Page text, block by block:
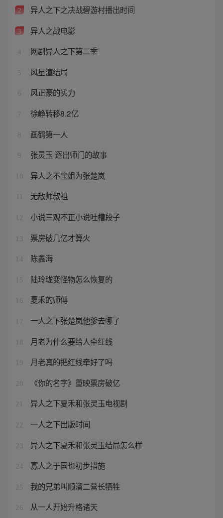
2 异人之下之决战碧游村播出时间
3 异人之战电影
4 网剧异人之下第二季
5 风星潼结局
6 风正豪的实力
7 徐峥转移8.2亿
8 画鹤第一人
9 张灵玉 逐出师门的故事
10 异人之不宝姐为张楚岚
无敌师叔祖
12 小说三观不正小说吐槽段子
13 票房破几亿才算火
14 陈鑫海
15 陆玲珑变怪物怎么恢复的
16 夏禾的师傅
17 一人之下张楚岚他爹去哪了
18 月老为什么要给人牵红线
19 月老真的把红线牵好了吗
20 《你的名字》重映票房破亿
21 异人之下夏禾和张灵玉电视剧
22 一人之下出版时间
23 异人之下夏禾和张灵玉结局怎么样
24 寡人之于国也初步措施
25 我的兄弟叫顺溜二营长牺牲
26 从一人开始升格诸天